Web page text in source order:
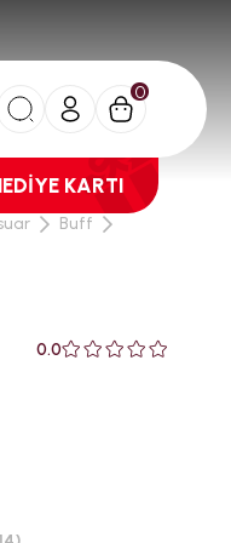
0
KARTI
Buff
0.0